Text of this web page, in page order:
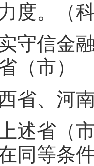
度。（
守信金
（市）
省、河
述省（
同等条